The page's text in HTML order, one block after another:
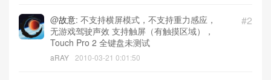
#2
@故意: 不支持横屏模式，不支持重力感应，
无游戏驾驶声效 支持触屏（有触摸区域），
Touch Pro 2 全键盘未测试
aRAY 2010-03-21 0:01:50